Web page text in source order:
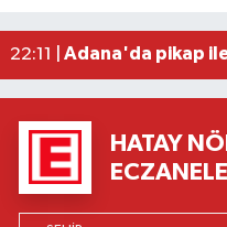
22:11 | Adana'da pikap
HATAY